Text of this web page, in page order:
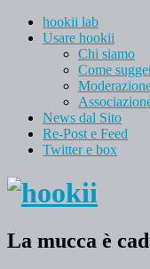
hookii lab
Usare hookii
Chi siamo
Come
News dal Sito
Re-Post e Feed
Twitter e box
La mucca è